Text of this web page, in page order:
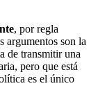
, por regla
argumentos son la
de transmitir una
pero que está
es el único